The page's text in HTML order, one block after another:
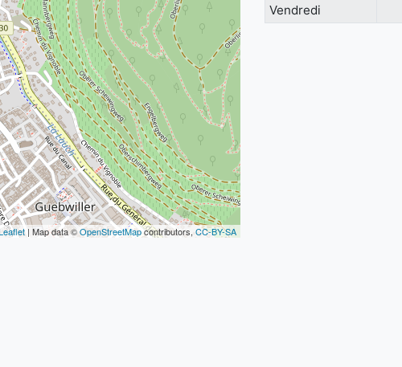
| Map data ©OpenStreetMapcontributors, CC-BY-SA
Vendredi